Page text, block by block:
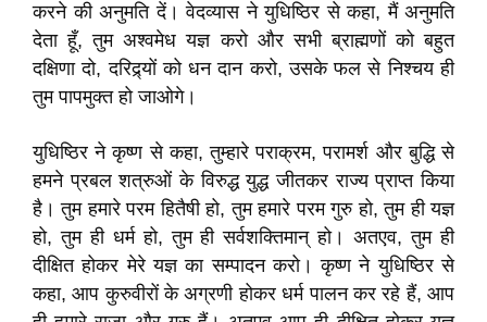
करने की अनुमति दें। वेदव्यास ने युधिष्ठिर से कहा, मैं अनुमति
देता हूँ, तुम अश्वमेध यज्ञ करो और सभी ब्राह्मणों को बहुत
दक्षिणा दो, दरिद्र्यों को धन दान करो, उसके फल से निश्चय ही
तुम पापमुक्त हो जाओगे।
युधिष्ठिर ने कृष्ण से कहा, तुम्हारे पराक्रम, परामर्श और बुद्धि से
हमने प्रबल शत्रुओं के विरुद्ध युद्ध जीतकर राज्य प्राप्त किया
है। तुम हमारे परम हितैषी हो, तुम हमारे परम गुरु हो, तुम ही यज्ञ
हो, तुम ही धर्म हो, तुम ही सर्वशक्तिमान् हो। अतएव, तुम ही
दीक्षित होकर मेरे यज्ञ का सम्पादन करो। कृष्ण ने युधिष्ठिर से
कहा, आप कुरुवीरों के अग्रणी होकर धर्म पालन कर रहे हैं, आप